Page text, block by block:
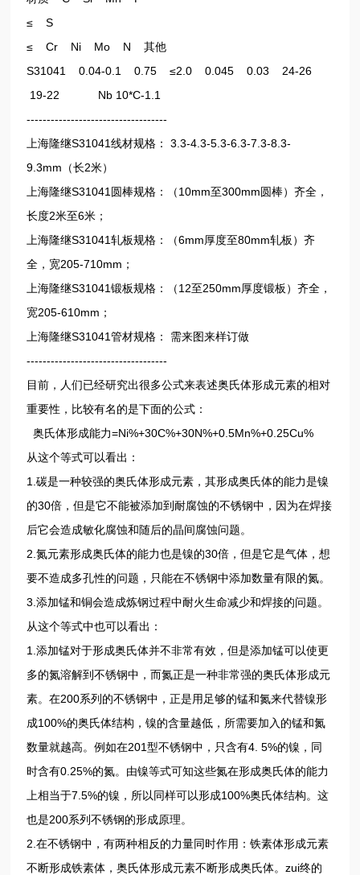
≤ S
≤ Cr Ni Mo N 其他
S31041 0.04-0.1 0.75 ≤2.0 0.045 0.03 24-26
19-22 Nb 10*C-1.1
-----------------------------------
上海隆继S31041线材规格： 3.3-4.3-5.3-6.3-7.3-8.3-
9.3mm（长2米）
上海隆继S31041圆棒规格：（10mm至300mm圆棒）齐全，
长度2米至6米；
上海隆继S31041轧板规格：（6mm厚度至80mm轧板）齐
全，宽205-710mm；
上海隆继S31041锻板规格：（12至250mm厚度锻板）齐全，
宽205-610mm；
上海隆继S31041管材规格： 需来图来样订做
-----------------------------------
目前，人们已经研究出很多公式来表述奥氏体形成元素的相对
重要性，比较有名的是下面的公式：
奥氏体形成能力=Ni%+30C%+30N%+0.5Mn%+0.25Cu%
从这个等式可以看出：
1.碳是一种较强的奥氏体形成元素，其形成奥氏体的能力是镍
的30倍，但是它不能被添加到耐腐蚀的不锈钢中，因为在焊接
后它会造成敏化腐蚀和随后的晶间腐蚀问题。
2.氮元素形成奥氏体的能力也是镍的30倍，但是它是气体，想
要不造成多孔性的问题，只能在不锈钢中添加数量有限的氮。
3.添加锰和铜会造成炼钢过程中耐火生命减少和焊接的问题。
从这个等式中也可以看出：
1.添加锰对于形成奥氏体并不非常有效，但是添加锰可以使更
多的氮溶解到不锈钢中，而氮正是一种非常强的奥氏体形成元
素。在200系列的不锈钢中，正是用足够的锰和氮来代替镍形
成100%的奥氏体结构，镍的含量越低，所需要加入的锰和氮
数量就越高。例如在201型不锈钢中，只含有4. 5%的镍，同
时含有0.25%的氮。由镍等式可知这些氮在形成奥氏体的能力
上相当于7.5%的镍，所以同样可以形成100%奥氏体结构。这
也是200系列不锈钢的形成原理。
2.在不锈钢中，有两种相反的力量同时作用：铁素体形成元素
不断形成铁素体，奥氏体形成元素不断形成奥氏体。zui终的